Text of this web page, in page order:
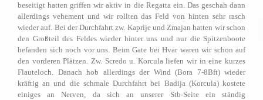
beseitigt hatten griffen wir aktiv in die Regatta ein. Das geschah dann
allerdings vehement und wir rollten das Feld von hinten sehr rasch
wieder auf. Bei der Durchfahrt zw. Kaprije und Zmajan hatten wir schon
den Großteil des Feldes wieder hinter uns und nur die Spitzenboote
befanden sich noch vor uns. Beim Gate bei Hvar waren wir schon auf
den vorderen Plätzen. Zw. Scredo u. Korcula liefen wir in eine kurzes
Flauteloch. Danach hob allerdings der Wind (Bora 7-8Bft) wieder
kräftig an und die schmale Durchfahrt bei Badija (Korcula) kostete
einiges an Nerven, da sich an unserer Stb-Seite ein ständig